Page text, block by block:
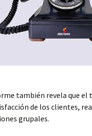
también revela que el
de los clientes,
grupales.